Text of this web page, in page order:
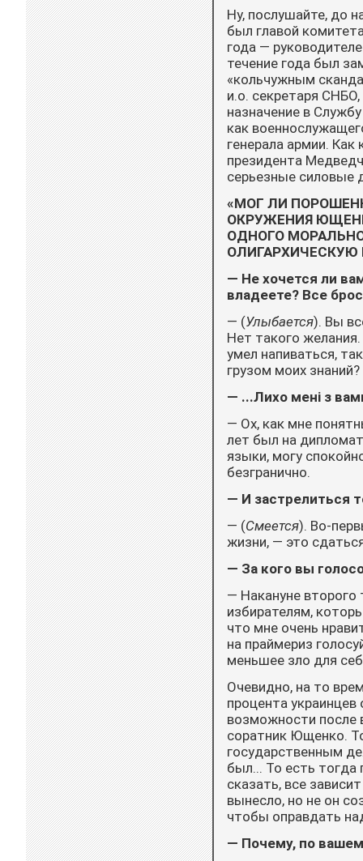
Ну, послушайте, до
был главой
года —
течение года был
«коль­чужным
и.о. секретаря
назначение в
как
генерала армии.
президента
серьезные силовые
«МОГ ЛИ
ОКРУЖЕНИЯ
ОДНОГО
— Не хочется ли
владеете? Все
— (Улыбается). Вы
Нет такого
умел напиваться,
грузом моих
— ...Лихо мені з
— Ох, как мне
лет был на
языки, могу
безгранично.
— И застрелиться
— (Смеется). Во-
жизни, — это
— За кого вы
— Накануне второго
избирателям,
что мне очень
на праймериз
меньшее зло для
Очевидно, на то
процента
возможности после
соратник Ющенко.
государственным
был... То есть тогда
сказать, все
вынесло, но не он
чтобы оправдать
— Почему, по